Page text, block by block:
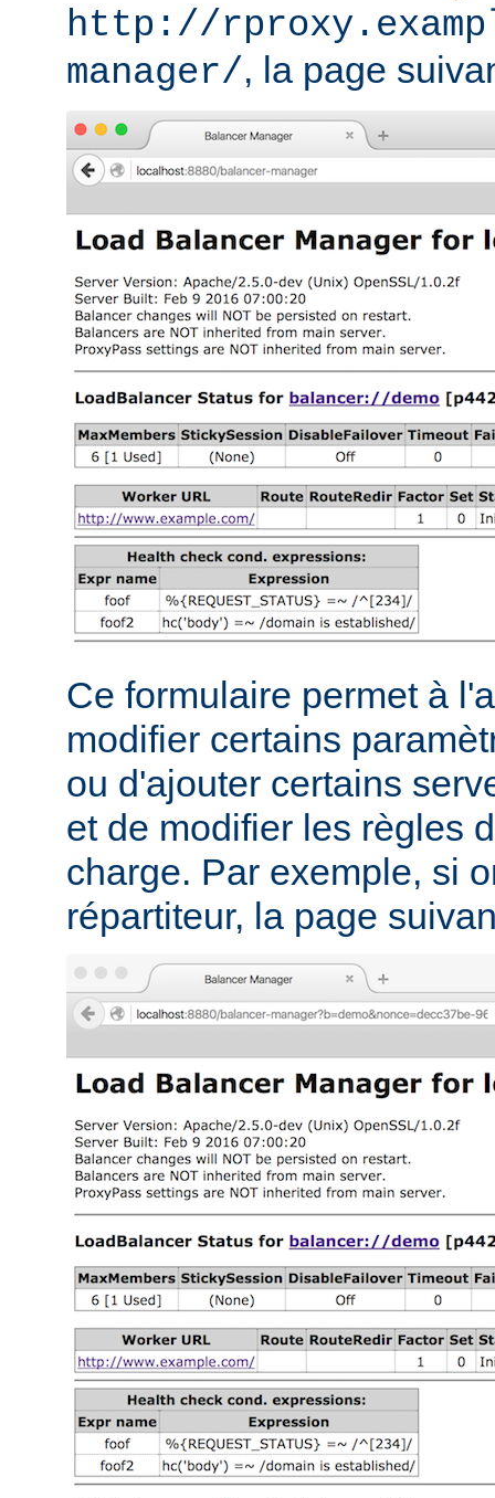
http://
manager/, la page
Ce formulaire permet à
modifier certains
ou d'ajouter certains
et de modifier les règles
charge. Par exemple, si
répartiteur, la page